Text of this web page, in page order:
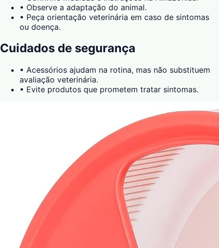
• Observe a adaptação do animal.
• Peça orientação veterinária em caso de sintomas
ou doença.
Cuidados de segurança
• Acessórios ajudam na rotina, mas não substituem
avaliação veterinária.
• Evite produtos que prometem tratar sintomas.